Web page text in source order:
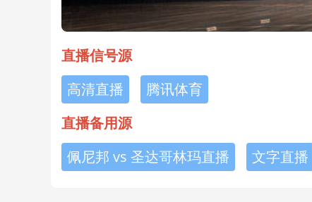
直播信号源
高清直播
腾讯体育
直播备用源
佩尼邦 vs 圣达哥林玛直播
文字直播